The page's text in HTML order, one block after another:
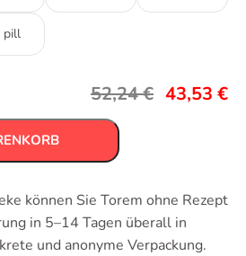
pill
52,24€ 43,53 €
können Sie Torem ohne Rezept
in 5–14 Tagen überall in
und anonyme Verpackung.